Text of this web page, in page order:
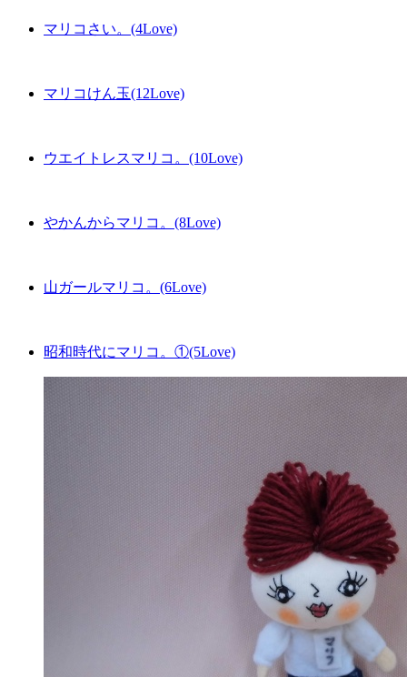
マリコさい。(4Love)
マリコけん玉(12Love)
ウエイトレスマリコ。(10Love)
やかんからマリコ。(8Love)
山ガールマリコ。(6Love)
昭和時代にマリコ。①(5Love)